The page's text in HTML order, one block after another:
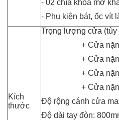
- 02 chìa khóa mở
- Phụ kiện bát, ốc vít
Kích
thước
Trọng lượng cửa (tùy
+ Cửa
+ Cửa
+ Cửa
+ Cửa
Độ rộng cánh cửa
Độ dài tay đòn: